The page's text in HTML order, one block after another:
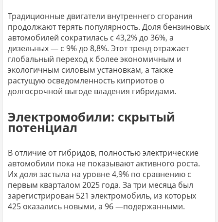
Традиционные двигатели внутреннего сгорания
продолжают терять популярность. Доля бензиновых
автомобилей сократилась с 43,2% до 36%, а
дизельных — с 9% до 8,8%. Этот тренд отражает
глобальный переход к более экономичным и
экологичным силовым установкам, а также
растущую осведомленность киприотов о
долгосрочной выгоде владения гибридами.
Электромобили: скрытый
потенциал
В отличие от гибридов, полностью электрические
автомобили пока не показывают активного роста.
Их доля застыла на уровне 4,9% по сравнению с
первым кварталом 2025 года. За три месяца был
зарегистрирован 521 электромобиль, из которых
425 оказались новыми, а 96 —подержанными.